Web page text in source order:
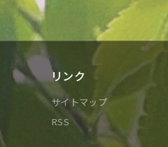
リンク
サイトマップ
RSS